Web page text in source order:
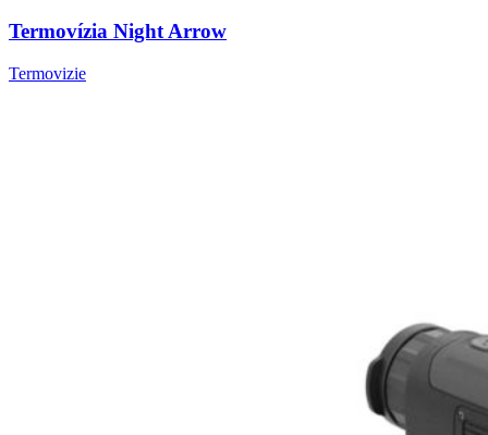
Termovízia Night Arrow
Termovizie